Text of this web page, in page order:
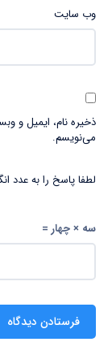
وب‌ سایت
ذخیره نام، ایمیل و
می‌نویسم.
لطفا پاسخ را به عدد
سه × چهار =